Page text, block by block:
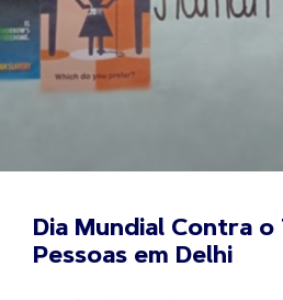
Dia Mundial Contra
Pessoas em Delhi